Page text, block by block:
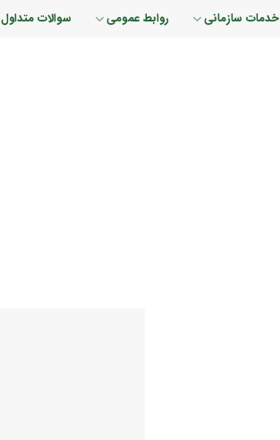
خدمات سازمانی روابط عمومی سوالات متداول